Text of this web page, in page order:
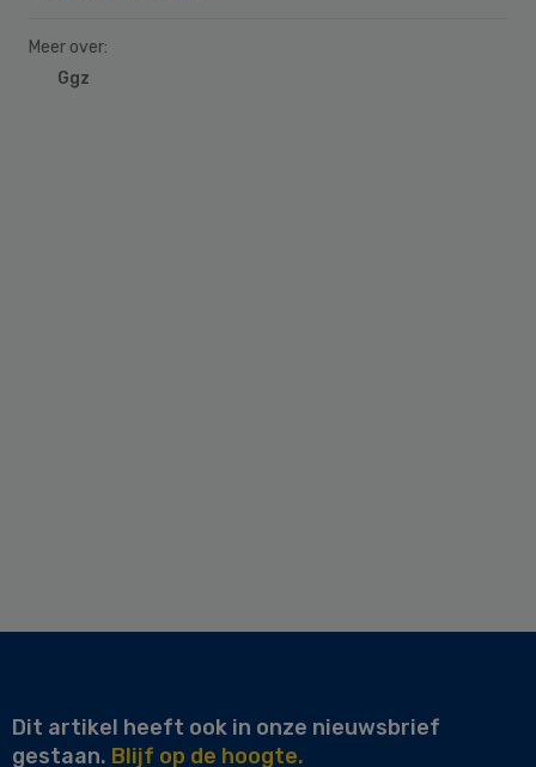
Meer over:
Ggz
Dit artikel heeft ook in onze nieuwsbrief
gestaan. Blijf op de hoogte.